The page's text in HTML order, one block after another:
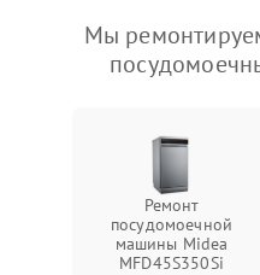
Мы
Ремонт
посудомоечной
машины Midea
MFD45S350Si